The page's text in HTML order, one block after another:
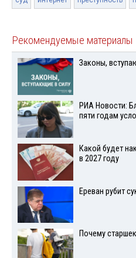
Рекомендуемые материалы
Законы,
РИА Новости:
пяти годам
Какой будет
в 2027 году
Ереван рубит
Почему